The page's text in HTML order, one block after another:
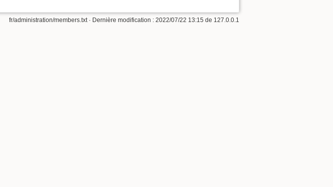
fr/administration/members.txt· Dernière modification : 2022/07/22 13:15 de 127.0.0.1